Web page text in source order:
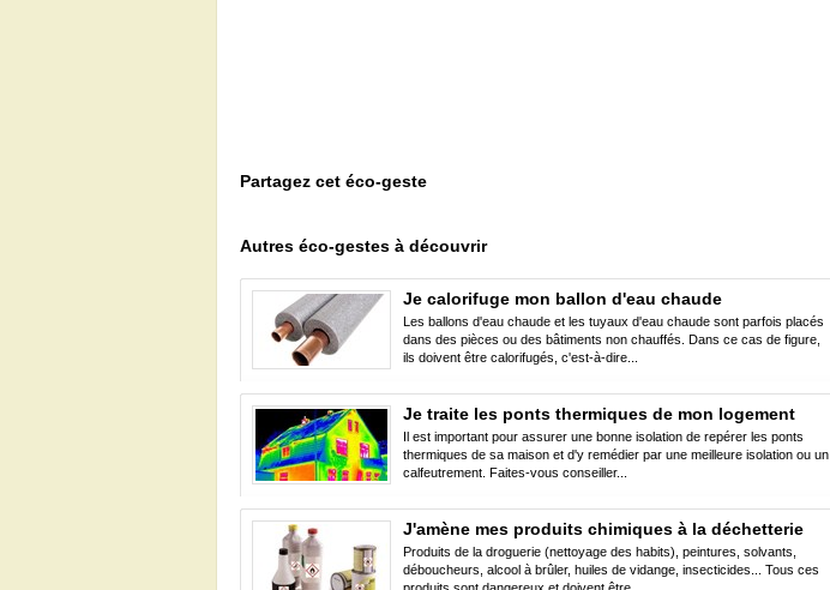
Partagez cet éco-geste
Autres éco-gestes à découvrir
Je calorifuge mon ballon d'eau chaude
Les ballons d'eau chaude et les tuyaux d'eau chaude sont parfois placés
dans des pièces ou des bâtiments non chauffés. Dans ce cas de figure,
ils doivent être calorifugés, c'est-à-dire...
Je traite les ponts thermiques de mon logement
Il est important pour assurer une bonne isolation de repérer les ponts
thermiques de sa maison et d'y remédier par une meilleure isolation ou un
calfeutrement. Faites-vous conseiller...
J'amène mes produits chimiques à la déchetterie
Produits de la droguerie (nettoyage des habits), peintures, solvants,
déboucheurs, alcool à brûler, huiles de vidange, insecticides... Tous ces